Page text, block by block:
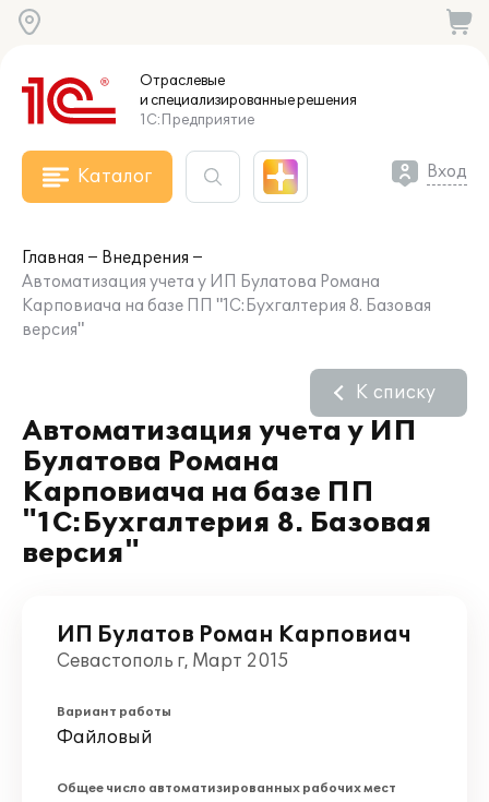
Отраслевые
и специализированныерешения
1С:Предприятие
Каталог Вход
Главная
Внедрения
Автоматизация учета у ИП Булатова Романа
Карповиача на базе ПП "1С:Бухгалтерия 8. Базовая
версия"
Автоматизация учета у ИП
Булатова Романа
Карповиача на базе ПП
"1С:Бухгалтерия 8. Базовая
версия"
К списку
ИП Булатов Роман Карповиач
Севастополь г, Март 2015
Вариант работы
Файловый
Общее число автоматизированных рабочих мест